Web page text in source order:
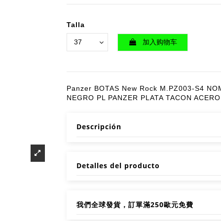
Talla
加入购物车
Panzer BOTAS New Rock M.PZ003-S4
NEGRO PL PANZER PLATA TACON ACERO
Descripción
Detalles del producto
我們全球發貨，訂單滿250歐元免費